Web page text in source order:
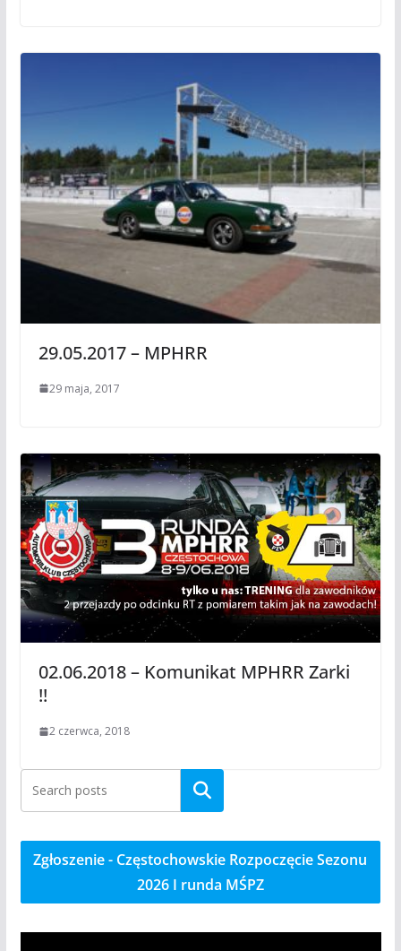
29.05.2017 – MPHRR
29 maja, 2017
02.06.2018 – Komunikat MPHRR Zarki
!!
2 czerwca, 2018
Szukaj
Zgłoszenie - Częstochowskie Rozpoczęcie Sezonu
2026 I runda MŚPZ